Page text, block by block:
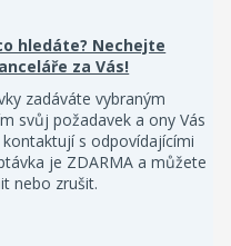
hledáte? Nechejte
za Vás!
zadáváte vybraným
svůj požadavek a ony Vás
s odpovídajícími
je ZDARMA a můžete
nebo zrušit.